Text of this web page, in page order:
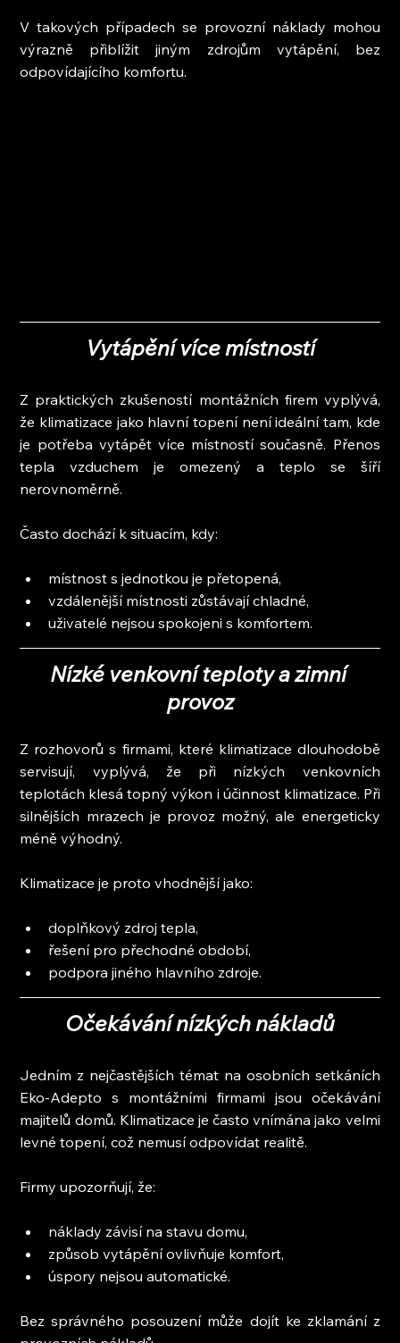
V takových případech se provozní náklady mohou
výrazně přiblížit jiným zdrojům vytápění, bez
odpovídajícího komfortu.
Vytápění více místností
Z praktických zkušeností montážních firem vyplývá,
že klimatizace jako hlavní topení není ideální tam, kde
je potřeba vytápět více místností současně. Přenos
tepla vzduchem je omezený a teplo se šíří
nerovnoměrně.
Často dochází k situacím, kdy:
místnost s jednotkou je přetopená,
vzdálenější místnosti zůstávají chladné,
uživatelé nejsou spokojeni s komfortem.
Nízké venkovní teploty a zimní
provoz
Z rozhovorů s firmami, které klimatizace dlouhodobě
servisují, vyplývá, že při nízkých venkovních
teplotách klesá topný výkon i účinnost klimatizace. Při
silnějších mrazech je provoz možný, ale energeticky
méně výhodný.
Klimatizace je proto vhodnější jako:
doplňkový zdroj tepla,
řešení pro přechodné období,
podpora jiného hlavního zdroje.
Očekávání nízkých nákladů
Jedním z nejčastějších témat na osobních setkáních
Eko-Adepto s montážními firmami jsou očekávání
majitelů domů. Klimatizace je často vnímána jako velmi
levné topení, což nemusí odpovídat realitě.
Firmy upozorňují, že:
náklady závisí na stavu domu,
způsob vytápění ovlivňuje komfort,
úspory nejsou automatické.
Bez správného posouzení může dojít ke zklamání z